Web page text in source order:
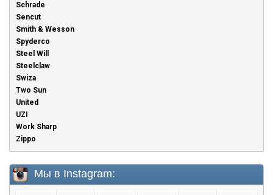
Schrade
Sencut
Smith & Wesson
Spyderco
Steel Will
Steelclaw
Swiza
Two Sun
United
UZI
Work Sharp
Zippo